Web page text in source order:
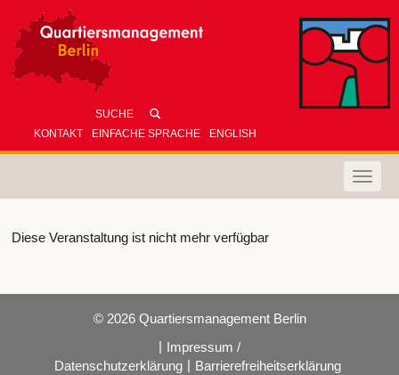
KONTAKT EINFACHE SPRACHE ENGLISH
Toggle
Diese Veranstaltung ist nicht mehr verfügbar
© 2026 Quartiersmanagement Berlin
| Impressum /
Datenschutzerklärung | Barrierefreiheitserklärung